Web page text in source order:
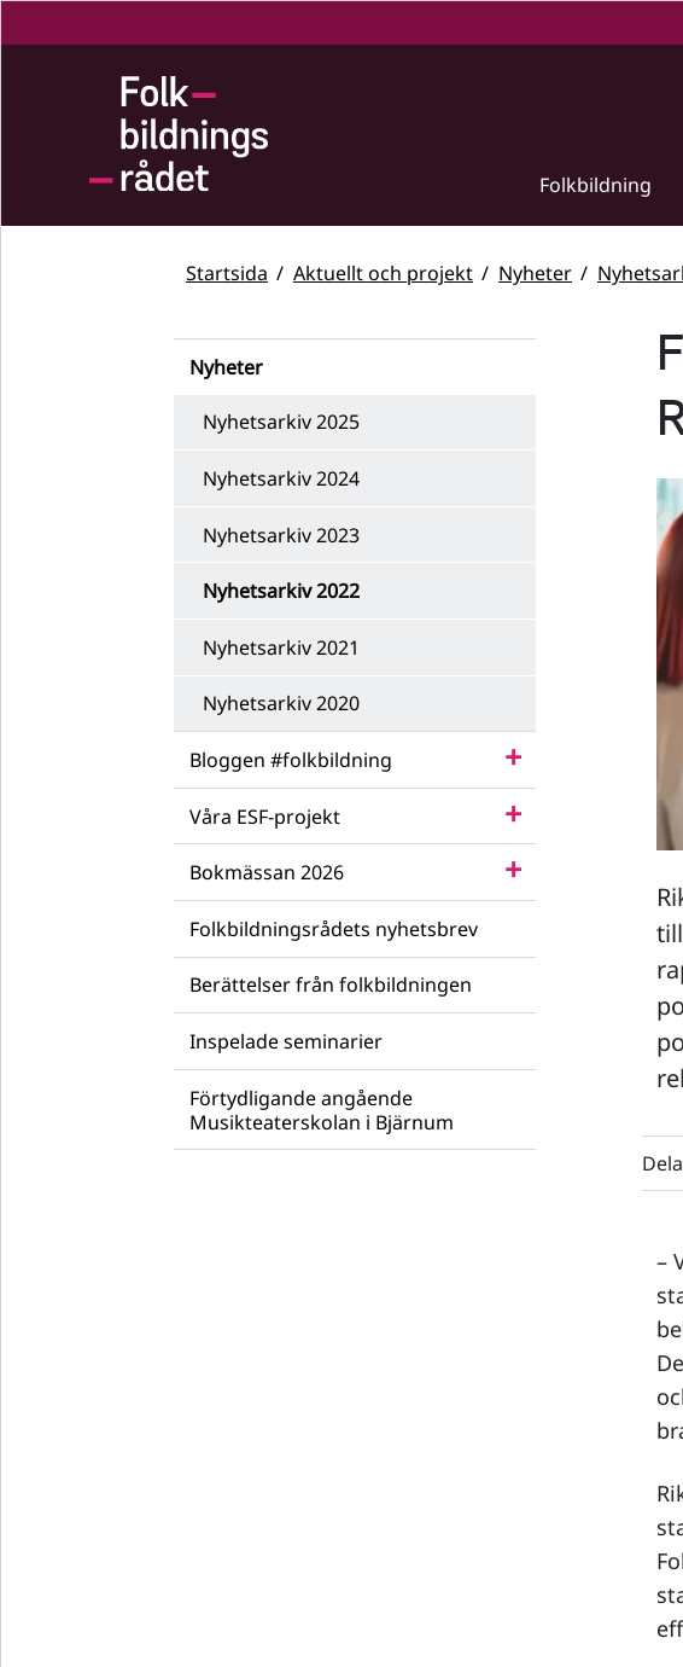
Folkbildning
Startsida Aktuellt och projekt Nyheter
Nyheter
Nyhetsarkiv 2025
Nyhetsarkiv 2024
Nyhetsarkiv 2023
Nyhetsarkiv 2022
Nyhetsarkiv 2021
Nyhetsarkiv 2020
Bloggen #folkbildning
Våra ESF-projekt
Bokmässan 2026
Folkbildningsrådets nyhetsbrev
Berättelser från folkbildningen
Inspelade seminarier
Förtydligande angående
Musikteaterskolan i Bjärnum
–